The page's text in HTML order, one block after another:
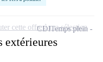
extérieures
CDITemps plein
cette offre à ma sélection